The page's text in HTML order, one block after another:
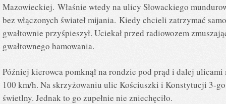
Mazowieckiej. Właśnie wtedy na ulicy Słowackiego
bez włączonych świateł mijania. Kiedy chcieli zatrzymać
gwałtownie przyśpieszył. Uciekał przed radiowozem
gwałtownego hamowania.
Później kierowca pomknął na rondzie pod prąd i dalej
100 km/h. Na skrzyżowaniu ulic Kościuszki i Konstytucji 3-
świetlny. Jednak to go zupełnie nie zniechęciło.